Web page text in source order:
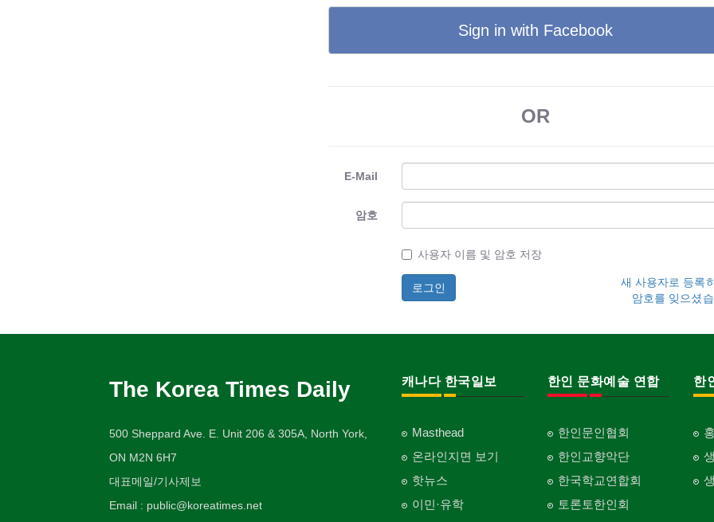
Sign in with Facebook
OR
E-Mail
암호
사용자 이름 및 암호 저장
새 사용자로 등록
암호를 잊으셨
The Korea Times Daily
500 Sheppard Ave. E. Unit 206 & 305A, North York,
ON M2N 6H7
대표메일/기사제보
Email : public@koreatimes.net
캐나다 한국일보
Masthead
온라인지면 보기
핫뉴스
이민·유학
한인 문화예술 연합
한인문인협회
한인교향악단
한국학교연합회
토론토한인회
한